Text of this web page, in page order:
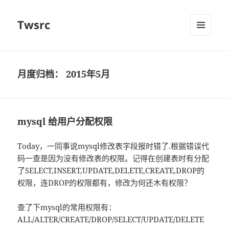
Twsrc
月度归档：2015年5月
mysql 给用户分配权限
Today，一同事说mysql修改表字段报时错了.根据错误代
码一查是因为没有修改表的权限。记得在创建表时有分配
了SELECT,INSERT,UPDATE,DELETE,CREATE,DROP的
权限，连DROP的权限都有，修改为何还木有权限？
查了下mysql的常用权限有：
ALL/ALTER/CREATE/DROP/SELECT/UPDATE/DELETE